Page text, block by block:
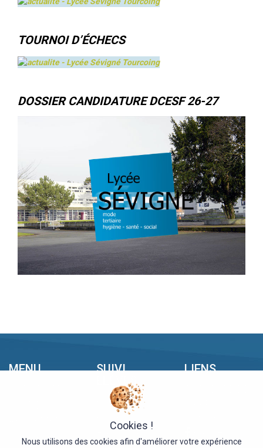
TOURNOI D’ÉCHECS
DOSSIER CANDIDATURE DCESF 26-27
MENU
CONTACT
SUIVI
ÉLÈVES
PRONOTE
KWARTZ
BASE STAGE
LIENS
Cookies !
Nous utilisons des cookies afin d'améliorer votre expérience